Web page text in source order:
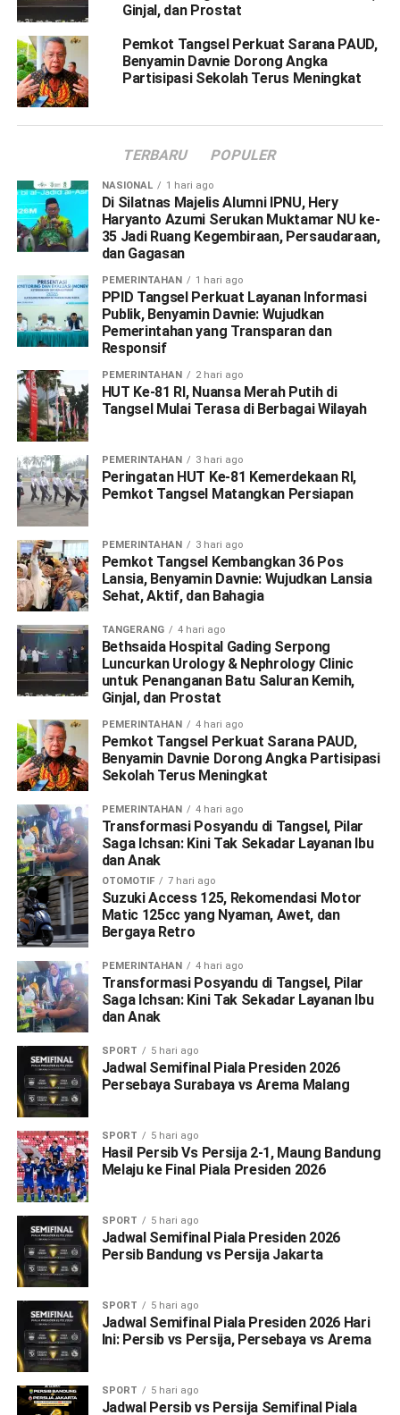
Ginjal, dan Prostat
Pemkot Tangsel Perkuat Sarana PAUD,
Benyamin Davnie Dorong Angka
Partisipasi Sekolah Terus Meningkat
TERBARU POPULER
NASIONAL 1 hari ago
Di Silatnas Majelis Alumni IPNU, Hery
Haryanto Azumi Serukan Muktamar NU ke-
35 Jadi Ruang Kegembiraan, Persaudaraan,
dan Gagasan
PEMERINTAHAN 1 hari ago
PPID Tangsel Perkuat Layanan Informasi
Publik, Benyamin Davnie: Wujudkan
Pemerintahan yang Transparan dan
Responsif
PEMERINTAHAN 2 hari ago
HUT Ke-81 RI, Nuansa Merah Putih di
Tangsel Mulai Terasa di Berbagai Wilayah
PEMERINTAHAN 3 hari ago
Peringatan HUT Ke-81 Kemerdekaan RI,
Pemkot Tangsel Matangkan Persiapan
PEMERINTAHAN 3 hari ago
Pemkot Tangsel Kembangkan 36 Pos
Lansia, Benyamin Davnie: Wujudkan Lansia
Sehat, Aktif, dan Bahagia
TANGERANG 4 hari ago
Bethsaida Hospital Gading Serpong
Luncurkan Urology & Nephrology Clinic
untuk Penanganan Batu Saluran Kemih,
Ginjal, dan Prostat
PEMERINTAHAN 4 hari ago
Pemkot Tangsel Perkuat Sarana PAUD,
Benyamin Davnie Dorong Angka Partisipasi
Sekolah Terus Meningkat
PEMERINTAHAN 4 hari ago
Transformasi Posyandu di Tangsel, Pilar
Saga Ichsan: Kini Tak Sekadar Layanan Ibu
dan Anak
OTOMOTIF 7 hari ago
Suzuki Access 125, Rekomendasi Motor
Matic 125cc yang Nyaman, Awet, dan
Bergaya Retro
PEMERINTAHAN 4 hari ago
Transformasi Posyandu di Tangsel, Pilar
Saga Ichsan: Kini Tak Sekadar Layanan Ibu
dan Anak
SPORT 5 hari ago
Jadwal Semifinal Piala Presiden 2026
Persebaya Surabaya vs Arema Malang
SPORT 5 hari ago
Hasil Persib Vs Persija 2-1, Maung Bandung
Melaju ke Final Piala Presiden 2026
SPORT 5 hari ago
Jadwal Semifinal Piala Presiden 2026
Persib Bandung vs Persija Jakarta
SPORT 5 hari ago
Jadwal Semifinal Piala Presiden 2026 Hari
Ini: Persib vs Persija, Persebaya vs Arema
SPORT 5 hari ago
Jadwal Persib vs Persija Semifinal Piala